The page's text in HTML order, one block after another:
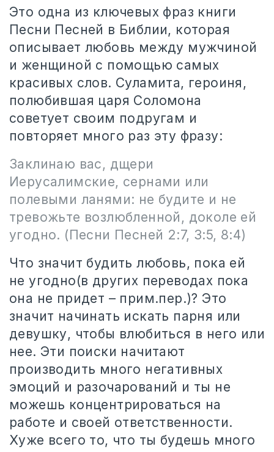
Это одна из ключевых фраз книги
Песни Песней в Библии, которая
описывает любовь между мужчиной
и женщиной с помощью самых
красивых слов. Суламита, героиня,
полюбившая царя Соломона
советует своим подругам и
повторяет много раз эту фразу:
Заклинаю вас, дщери
Иерусалимские, сернами или
полевыми ланями: не будите и не
тревожьте возлюбленной, доколе ей
угодно. (Песни Песней 2:7, 3:5, 8:4)
Что значит будить любовь, пока ей
не угодно(в других переводах пока
она не придет – прим.пер.)? Это
значит начинать искать парня или
девушку, чтобы влюбиться в него или
нее. Эти поиски начитают
производить много негативных
эмоций и разочарований и ты не
можешь концентрироваться на
работе и своей ответственности.
Хуже всего то, что ты будешь много